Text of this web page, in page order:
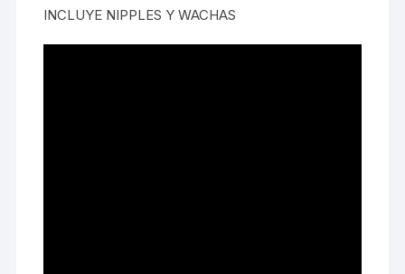
era: es:
INCLUYE NIPPLES Y WACHAS